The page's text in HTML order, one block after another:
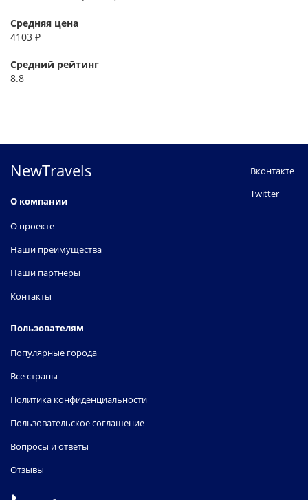
Средняя цена
4103 ₽
Средний рейтинг
8.8
NewTravels
О компании
О проекте
Наши преимущества
Наши партнеры
Контакты
Пользователям
Популярные города
Все страны
Политика конфиденциальности
Пользовательское соглашение
Вопросы и ответы
Отзывы
Вконтакте
Twitter